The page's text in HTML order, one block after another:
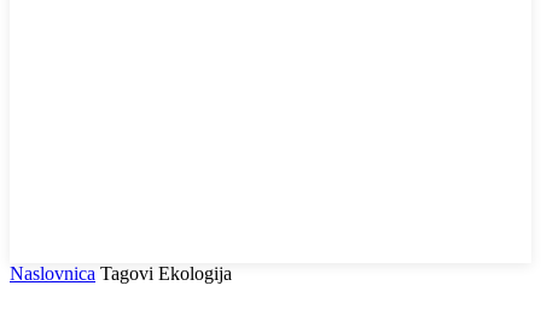
Naslovnica Tagovi Ekologija